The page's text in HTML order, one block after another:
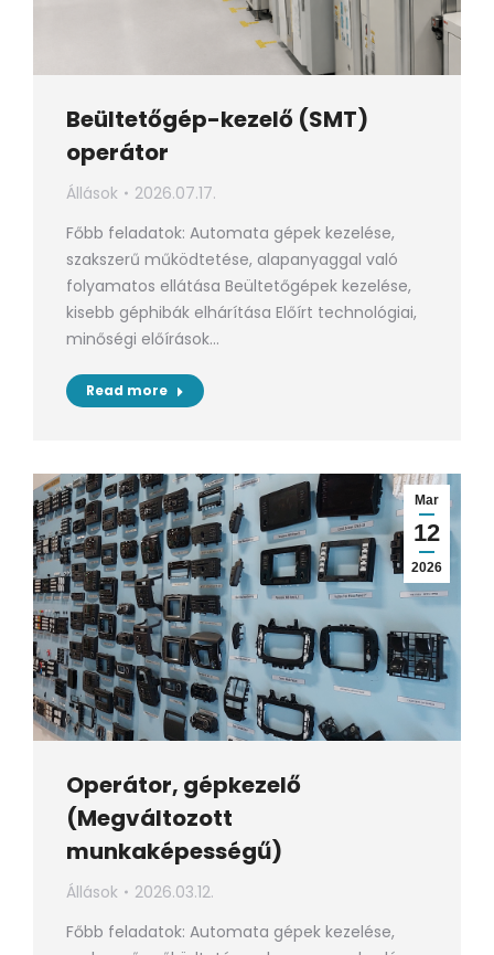
Beültetőgép-kezelő (SMT)
operátor
Állások
2026.07.17.
Főbb feladatok: Automata gépek kezelése,
szakszerű működtetése, alapanyaggal való
folyamatos ellátása Beültetőgépek kezelése,
kisebb géphibák elhárítása Előírt technológiai,
minőségi előírások…
Read more
Mar
12
2026
Operátor, gépkezelő
(Megváltozott
munkaképességű)
Állások
2026.03.12.
Főbb feladatok: Automata gépek kezelése,